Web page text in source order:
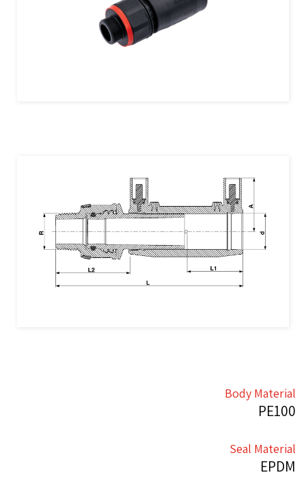
Body Material
PE100
Seal Material
EPDM